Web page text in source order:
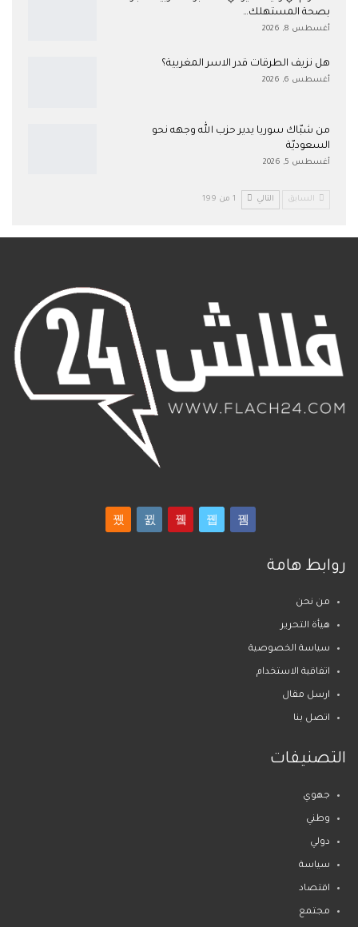
بصحة المستهلك…
أغسطس 8, 2026
هل نزيف الطرقات قدر الاسر المغربية؟
أغسطس 6, 2026
من شبّاك سوريا يدير حزب الله وجهه نحو
السعوديّة
أغسطس 5, 2026
السابق التالي 1 من 199
روابط هامة
من نحن
هيأة التحرير
سياسة الخصوصية
اتفاقية الاستخدام
ارسل مقال
اتصل بنا
التصنيفات
جهوي
وطني
دولي
سياسة
اقتصاد
مجتمع